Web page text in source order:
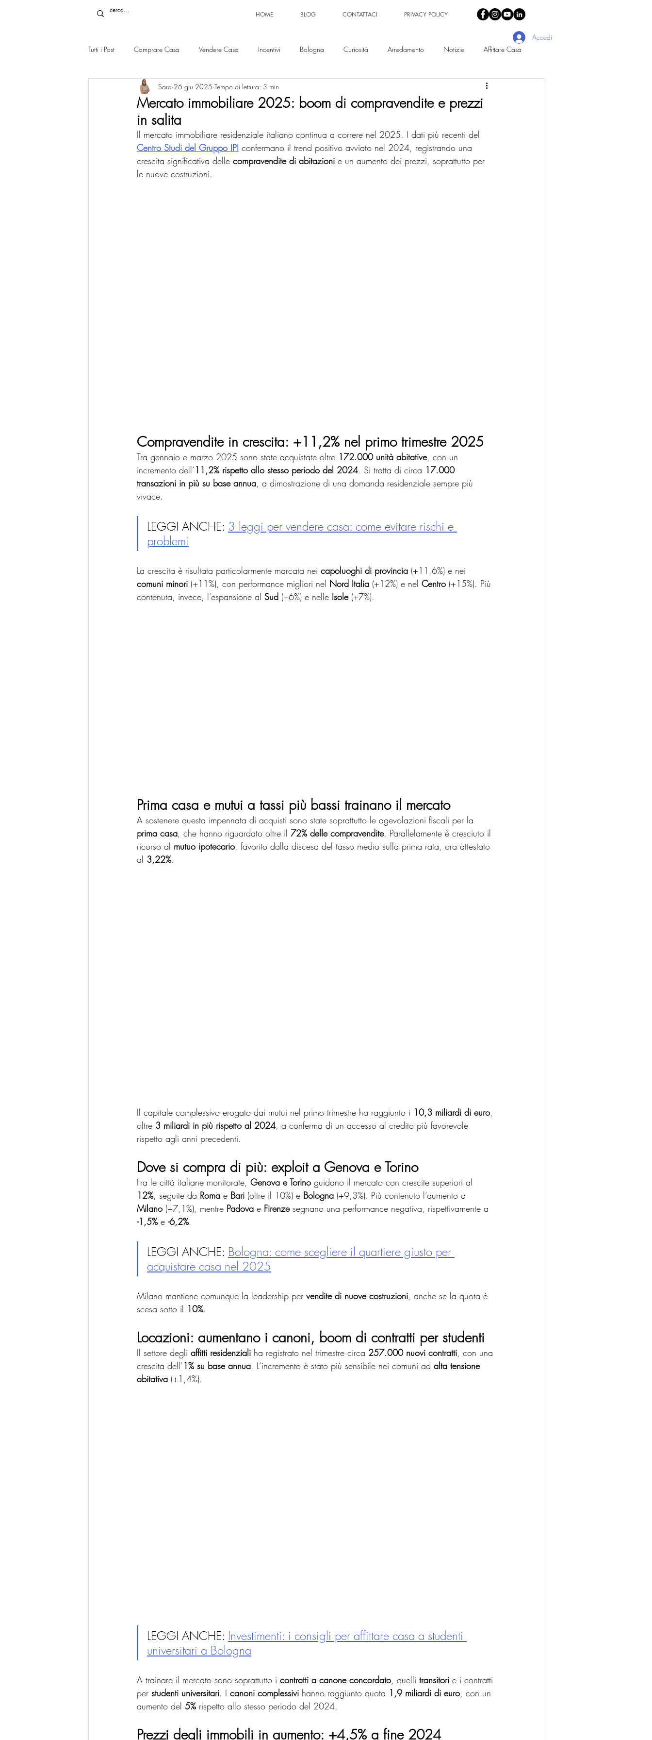
HOME BLOG CONTATTACI PRIVACY POLICY
Accedi
Tutti i Post
Comprare Casa Vendere Casa Incentivi Bologna Curiosità Arredamento Notizie Affittare Casa
Mercato immobiliare 2025: boom di compravendite e prezzi
in salita
Sara 26 giu 2025 Tempo di lettura: 3 min
Il mercato immobiliare residenziale italiano continua a correre nel 2025. I dati più recenti del
Centro Studi del Gruppo IPI confermano il trend positivo avviato nel 2024, registrando una
crescita significativa delle compravendite di abitazioni e un aumento dei prezzi, soprattutto per
le nuove costruzioni.
Compravendite in crescita: +11,2% nel primo trimestre 2025
Tra gennaio e marzo 2025 sono state acquistate oltre 172.000 unità abitative, con un
incremento dell’11,2% rispetto allo stesso periodo del 2024. Si tratta di circa 17.000
transazioni in più su base annua, a dimostrazione di una domanda residenziale sempre più
vivace.
LEGGI ANCHE: 3 leggi per vendere casa: come evitare rischi e
problemi
La crescita è risultata particolarmente marcata nei capoluoghi di provincia (+11,6%) e nei
comuni minori (+11%), con performance migliori nel Nord Italia (+12%) e nel Centro (+15%). Più
contenuta, invece, l’espansione al Sud (+6%) e nelle Isole (+7%).
Prima casa e mutui a tassi più bassi trainano il mercato
A sostenere questa impennata di acquisti sono state soprattutto le agevolazioni fiscali per la
prima casa, che hanno riguardato oltre il 72% delle compravendite. Parallelamente è cresciuto il
ricorso al mutuo ipotecario, favorito dalla discesa del tasso medio sulla prima rata, ora attestato
al 3,22%.
Il capitale complessivo erogato dai mutui nel primo trimestre ha raggiunto i 10,3 miliardi di euro,
oltre 3 miliardi in più rispetto al 2024, a conferma di un accesso al credito più favorevole
rispetto agli anni precedenti.
Dove si compra di più: exploit a Genova e Torino
Fra le città italiane monitorate, Genova e Torino guidano il mercato con crescite superiori al
12%, seguite da Roma e Bari (oltre il 10%) e Bologna (+9,3%). Più contenuto l’aumento a
Milano (+7,1%), mentre Padova e Firenze segnano una performance negativa, rispettivamente a
-1,5% e -6,2%.
LEGGI ANCHE: Bologna: come scegliere il quartiere giusto per
acquistare casa nel 2025
Milano mantiene comunque la leadership per vendite di nuove costruzioni, anche se la quota è
scesa sotto il 10%.
Locazioni: aumentano i canoni, boom di contratti per studenti
Il settore degli affitti residenziali ha registrato nel trimestre circa 257.000 nuovi contratti, con una
crescita dell’1% su base annua. L’incremento è stato più sensibile nei comuni ad alta tensione
abitativa (+1,4%).
LEGGI ANCHE: Investimenti: i consigli per affittare casa a studenti
universitari a Bologna
A trainare il mercato sono soprattutto i contratti a canone concordato , quelli transitori e i contratti
per studenti universitari. I canoni complessivi hanno raggiunto quota 1,9 miliardi di euro , con un
aumento del 5% rispetto allo stesso periodo del 2024.
Prezzi degli immobili in aumento: +4,5% a fine 2024